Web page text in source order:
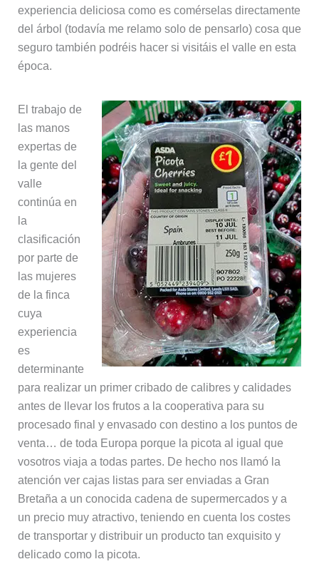
experiencia deliciosa como es comérselas directamente
del árbol (todavía me relamo solo de pensarlo) cosa que
seguro también podréis hacer si visitáis el valle en esta
época.
El trabajo de
las manos
expertas de
la gente del
valle
continúa en
la
clasificación
por parte de
las mujeres
de la finca
cuya
experiencia
es
determinante
para realizar un primer cribado de calibres y calidades
antes de llevar los frutos a la cooperativa para su
procesado final y envasado con destino a los puntos de
venta… de toda Europa porque la picota al igual que
vosotros viaja a todas partes. De hecho nos llamó la
atención ver cajas listas para ser enviadas a Gran
Bretaña a un conocida cadena de supermercados y a
un precio muy atractivo, teniendo en cuenta los costes
de transportar y distribuir un producto tan exquisito y
delicado como la picota.